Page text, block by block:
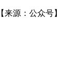
【来源：公众号】